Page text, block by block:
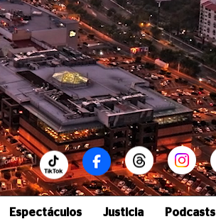
Espectáculos Justicia Podcasts